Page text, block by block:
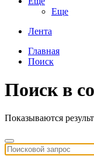
Еще
Лента
Главная
Поиск
Поиск в
Показываются